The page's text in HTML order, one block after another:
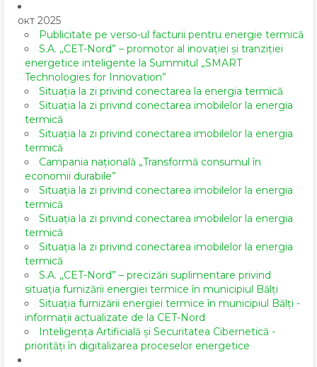
окт 2025
Publicitate pe verso-ul facturii pentru energie termică
S.A. „CET-Nord” – promotor al inovației și tranziției
energetice inteligente la Summitul „SMART
Technologies for Innovation”
Situația la zi privind conectarea la energia termică
Situația la zi privind conectarea imobilelor la energia
termică
Situația la zi privind conectarea imobilelor la energia
termică
Campania națională „Transformă consumul în
economii durabile”
Situația la zi privind conectarea imobilelor la energia
termică
Situația la zi privind conectarea imobilelor la energia
termică
Situația la zi privind conectarea imobilelor la energia
termică
S.A. „CET-Nord” – precizări suplimentare privind
situația furnizării energiei termice în municipiul Bălți
Situația furnizării energiei termice în municipiul Bălți -
informații actualizate de la CET-Nord
Inteligența Artificială și Securitatea Cibernetică -
priorități în digitalizarea proceselor energetice